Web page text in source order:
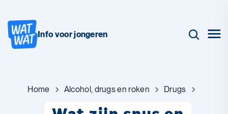
Info voor jongeren
Home Alcohol, drugs en roken Drugs